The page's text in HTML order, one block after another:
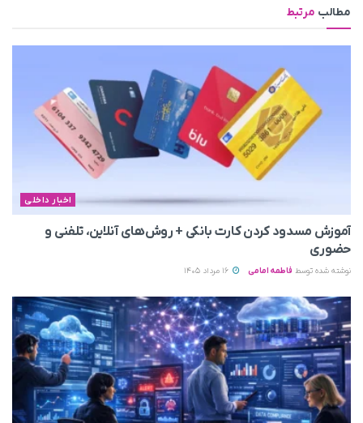
مطالب مرتبط
اخبار داخلی
آموزش مسدود کردن کارت بانکی + روش‌های آنلاین، تلفنی و
حضوری
نوشته شده توسط فاطمه امامی